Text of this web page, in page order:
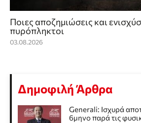
Ποιες αποζημιώσεις και
πυρόπληκτοι
03.08.2026
Δημοφιλή Άρθρα
Generali: Ισχυρά
6μηνο παρά τις